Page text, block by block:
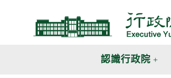
認識行政院